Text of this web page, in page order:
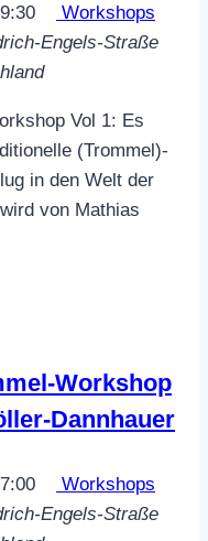
Workshops
Engels-Straße
Vol 1: Es
(Trommel)-
in den Welt der
von Mathias
Workshop
Dannhauer
Workshops
Engels-Straße